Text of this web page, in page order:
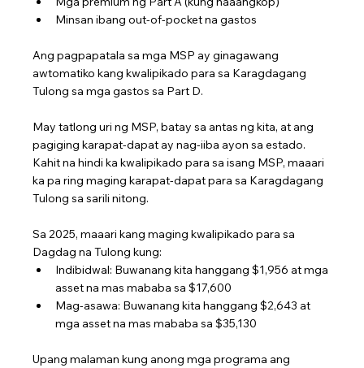
Minsan ibang out-of-pocket na gastos
Ang pagpapatala sa mga MSP ay ginagawang
awtomatiko kang kwalipikado para sa Karagdagang
Tulong sa mga gastos sa Part D.
May tatlong uri ng MSP, batay sa antas ng kita, at ang
pagiging karapat-dapat ay nag-iiba ayon sa estado.
Kahit na hindi ka kwalipikado para sa isang MSP, maaari
ka pa ring maging karapat-dapat para sa Karagdagang
Tulong sa sarili nitong.
Sa 2025, maaari kang maging kwalipikado para sa
Dagdag na Tulong kung:
Indibidwal: Buwanang kita hanggang $1,956 at mga
asset na mas mababa sa $17,600
Mag-asawa: Buwanang kita hanggang $2,643 at
mga asset na mas mababa sa $35,130
Upang malaman kung anong mga programa ang